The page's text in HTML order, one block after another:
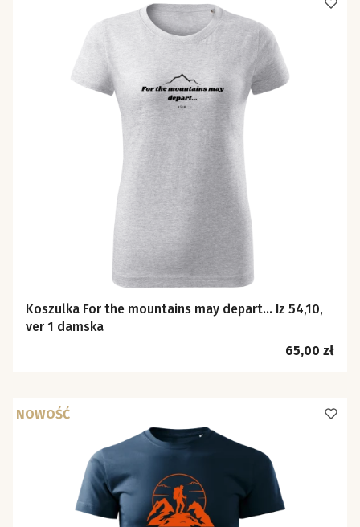
Koszulka For the mountains may depart… Iz 54,10,
ver 1 damska
Cena
65,00 zł
NOWOŚĆ